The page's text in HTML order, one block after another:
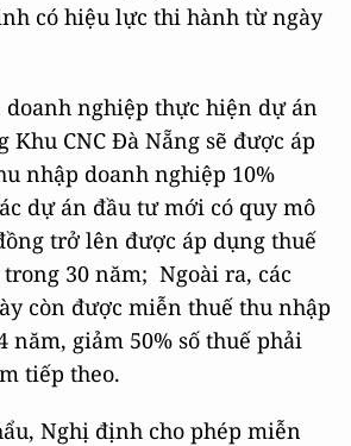
có hiệu lực thi hành từ ngày
nghiệp thực hiện dự án
CNC Đà Nẵng sẽ được áp
nhập doanh nghiệp 10%
dự án đầu tư mới có quy mô
trở lên được áp dụng thuế
30 năm; Ngoài ra, các
còn được miễn thuế thu nhập
năm, giảm 50% số thuế phải
tiếp theo.
Nghị định cho phép miễn